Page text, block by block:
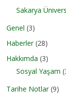
Sakarya
Genel (3)
Haberler(28)
Hakkımda (3)
Sosyal Yaşam
Tarihe Notlar(9)